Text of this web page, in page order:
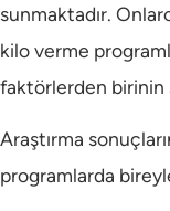
sunmaktadır.
kilo verme
faktörlerden birinin
Araştırma
programlarda